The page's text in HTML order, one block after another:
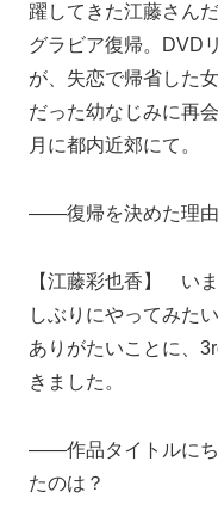
躍してきた江藤さん
グラビア復帰。DVD
が、失恋で帰省した
だった幼なじみに再
月に都内近郊にて。
――復帰を決めた理由
【江藤彩也香】 い
しぶりにやってみた
ありがたいことに、
きました。
――作品タイトルにち
たのは？